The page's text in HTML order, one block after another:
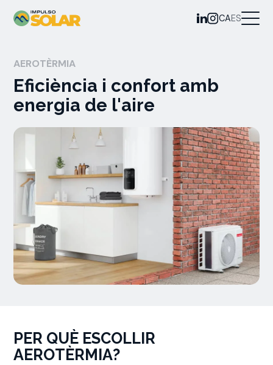
CAES
AEROTÈRMIA
Eficiència i confort amb
energia de l'aire
PER QUÈ ESCOLLIR
AEROTÈRMIA?